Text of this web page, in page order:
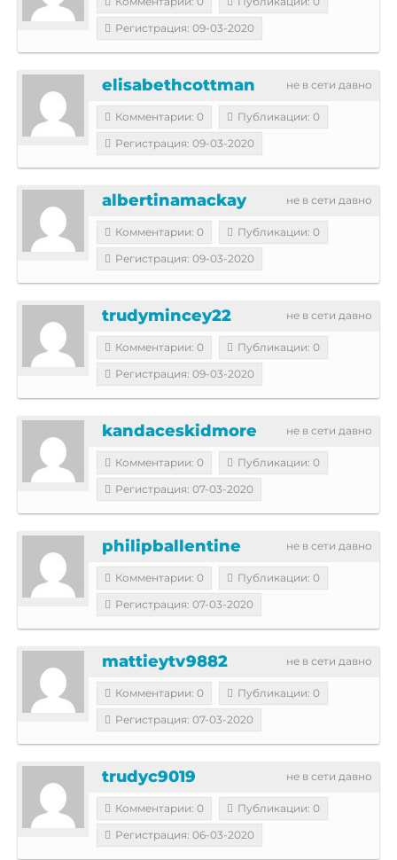
Регистрация: 09-03-2020
не в сети давно
elisabethcottman
Комментарии: 0
Публикации: 0
Регистрация: 09-03-2020
не в сети давно
albertinamackay
Комментарии: 0
Публикации: 0
Регистрация: 09-03-2020
не в сети давно
trudymincey22
Комментарии: 0
Публикации: 0
Регистрация: 09-03-2020
не в сети давно
kandaceskidmore
Комментарии: 0
Публикации: 0
Регистрация: 07-03-2020
не в сети давно
philipballentine
Комментарии: 0
Публикации: 0
Регистрация: 07-03-2020
не в сети давно
mattieytv9882
Комментарии: 0
Публикации: 0
Регистрация: 07-03-2020
не в сети давно
trudyc9019
Комментарии: 0
Публикации: 0
Регистрация: 06-03-2020